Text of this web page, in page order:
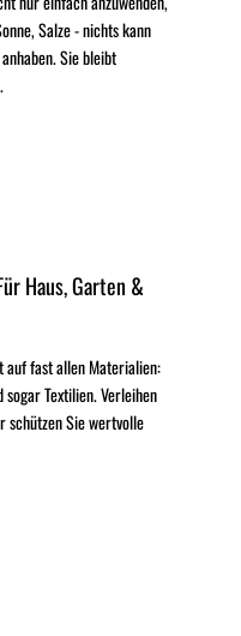
Salze - nichts kann
Sie bleibt
Haus, Garten &
auf fast allen Materialien:
Textilien. Verleihen
schützen Sie wertvolle